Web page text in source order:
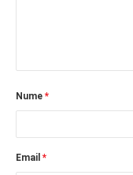
Nume *
Email *